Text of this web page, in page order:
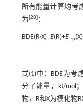
所有能量计算均考
为[28]：
BDE(R-X)=E(R)+E zp
式(1)中：BDE为考
分子能量，kJ/mol；
物，R和X为模化物